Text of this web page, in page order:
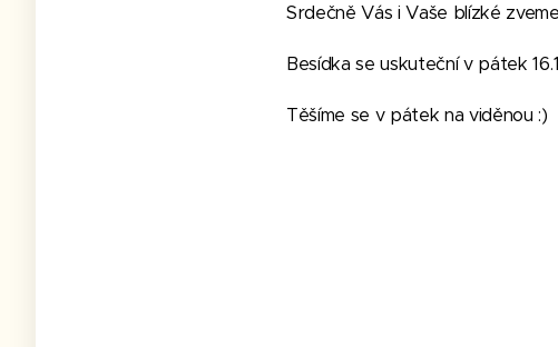
Srdečně Vás i Vaše blízké
Besídka se uskuteční v pátek
Těšíme se v pátek na viděnou :)